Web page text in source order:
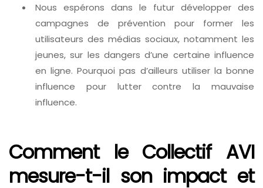
Nous espérons dans le futur développer des
campagnes de prévention pour former les
utilisateurs des médias sociaux, notamment les
jeunes, sur les dangers d’une certaine influence
en ligne. Pourquoi pas d’ailleurs utiliser la bonne
influence pour lutter contre la mauvaise
influence.
Comment le Collectif AVI
mesure-t-il son impact et